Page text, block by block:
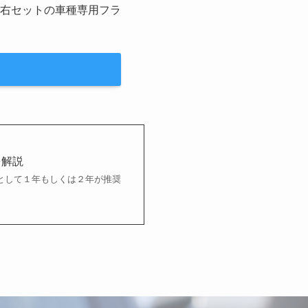
セットの車種専用フラ
説
して１年もしくは２年が推奨